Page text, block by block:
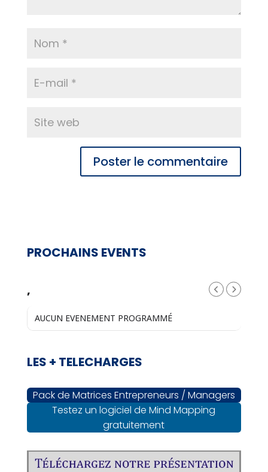
PROCHAINS EVENTS
,
AUCUN EVENEMENT PROGRAMMÉ
LES + TELECHARGES
Pack de Matrices Entrepreneurs / Managers
Testez un logiciel de Mind Mapping
gratuitement